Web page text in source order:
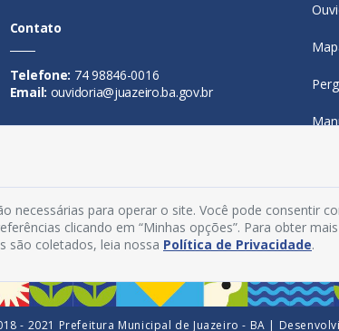
Contato
Telefone: 74 98846-0016
Email: ouvidoria@juazeiro.ba.gov.br
Horário De Funcionamento
- 2021 Prefeitura Municipal de Juazeiro - BA |
necessárias para operar o site. Você pode consentir
clicando em “Minhas opções”. Para obter
são coletados, leia nossa Política de Privacidade.